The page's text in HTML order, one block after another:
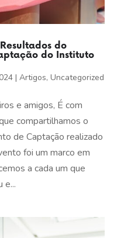
do
do Instituto
| Artigos, Uncategorized
e amigos, É com
compartilhamos o
de Captação realizado
foi um marco em
a cada um que
e...